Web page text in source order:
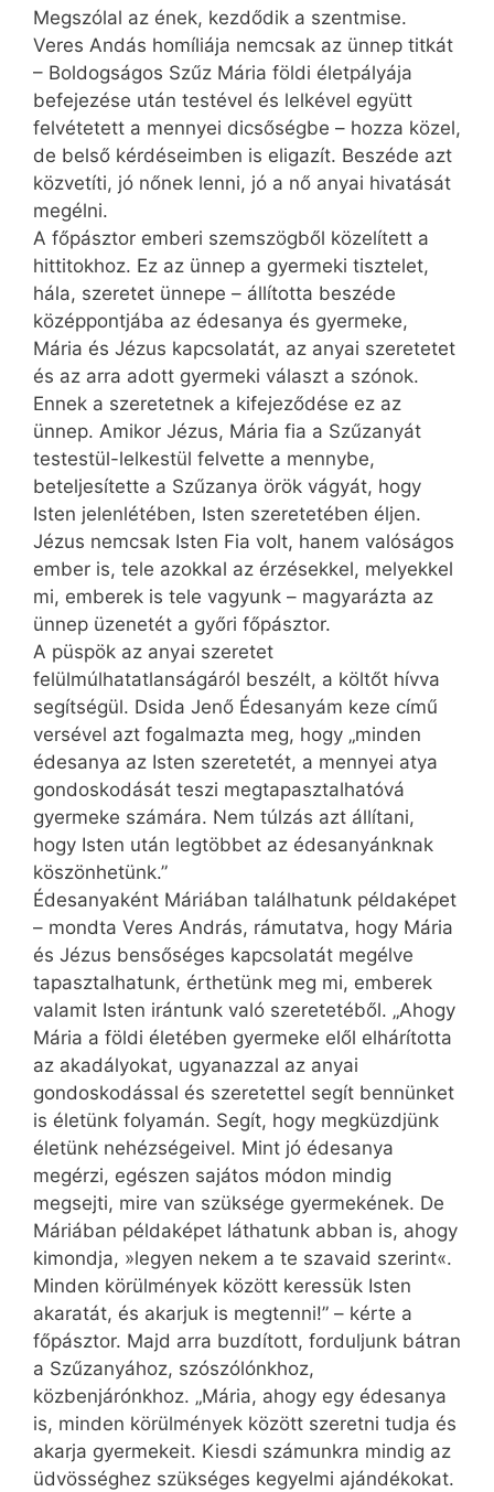
Megszólal az ének, kezdődik a szentmise.
Veres Andás homíliája nemcsak az ünnep titkát
– Boldogságos Szűz Mária földi életpályája
befejezése után testével és lelkével együtt
felvétetett a mennyei dicsőségbe – hozza közel,
de belső kérdéseimben is eligazít. Beszéde azt
közvetíti, jó nőnek lenni, jó a nő anyai hivatását
megélni.
A főpásztor emberi szemszögből közelített a
hittitokhoz. Ez az ünnep a gyermeki tisztelet,
hála, szeretet ünnepe – állította beszéde
középpontjába az édesanya és gyermeke,
Mária és Jézus kapcsolatát, az anyai szeretetet
és az arra adott gyermeki választ a szónok.
Ennek a szeretetnek a kifejeződése ez az
ünnep. Amikor Jézus, Mária fia a Szűzanyát
testestül-lelkestül felvette a mennybe,
beteljesítette a Szűzanya örök vágyát, hogy
Isten jelenlétében, Isten szeretetében éljen.
Jézus nemcsak Isten Fia volt, hanem valóságos
ember is, tele azokkal az érzésekkel, melyekkel
mi, emberek is tele vagyunk – magyarázta az
ünnep üzenetét a győri főpásztor.
A püspök az anyai szeretet
felülmúlhatatlanságáról beszélt, a költőt hívva
segítségül. Dsida Jenő Édesanyám keze című
versével azt fogalmazta meg, hogy „minden
édesanya az Isten szeretetét, a mennyei atya
gondoskodását teszi megtapasztalhatóvá
gyermeke számára. Nem túlzás azt állítani,
hogy Isten után legtöbbet az édesanyánknak
köszönhetünk.”
Édesanyaként Máriában találhatunk példaképet
– mondta Veres András, rámutatva, hogy Mária
és Jézus bensőséges kapcsolatát megélve
tapasztalhatunk, érthetünk meg mi, emberek
valamit Isten irántunk való szeretetéből. „Ahogy
Mária a földi életében gyermeke elől elhárította
az akadályokat, ugyanazzal az anyai
gondoskodással és szeretettel segít bennünket
is életünk folyamán. Segít, hogy megküzdjünk
életünk nehézségeivel. Mint jó édesanya
megérzi, egészen sajátos módon mindig
megsejti, mire van szüksége gyermekének. De
Máriában példaképet láthatunk abban is, ahogy
kimondja, »legyen nekem a te szavaid szerint«.
Minden körülmények között keressük Isten
akaratát, és akarjuk is megtenni!” – kérte a
főpásztor. Majd arra buzdított, forduljunk bátran
a Szűzanyához, szószólónkhoz,
közbenjárónkhoz. „Mária, ahogy egy édesanya
is, minden körülmények között szeretni tudja és
akarja gyermekeit. Kiesdi számunkra mindig az
üdvösséghez szükséges kegyelmi ajándékokat.